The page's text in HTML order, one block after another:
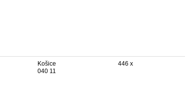
Košice
040 11
446 x